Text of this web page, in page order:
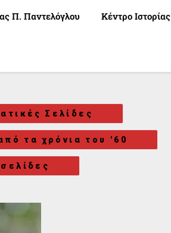
Π. Παντελόγλου Κέντρο Ιστορίας
Σελίδες
τα χρόνια του '60